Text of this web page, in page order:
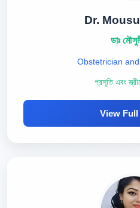
Dr.
ডাঃ
Obstetrician
প্রসূতি এবং
View